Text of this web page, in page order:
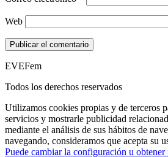
Web
EVEFem
Todos los derechos reservados
Utilizamos cookies propias y de terceros
servicios y mostrarle publicidad
mediante el análisis de sus hábitos de
navegando, consideramos que acepta su
Puede cambiar la configuración u obtener